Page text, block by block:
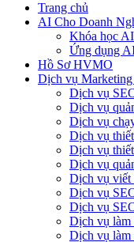
Trang chủ
AI Cho Doanh
Khóa học
Ứng dụng
Hồ Sơ HVMO
Dịch vụ
Dịch vụ
Dịch vụ
Dịch vụ
Dịch vụ
Dịch vụ
Dịch vụ
Dịch vụ viết
Dịch vụ
Dịch vụ
Dịch vụ làm
Dịch vụ làm